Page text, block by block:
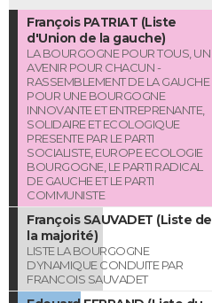
François PATRIAT (Liste
d'Union de la gauche)
LA BOURGOGNE POUR TOUS, UN
AVENIR POUR CHACUN -
RASSEMBLEMENT DE LA GAUCHE
POUR UNE BOURGOGNE
INNOVANTE ET ENTREPRENANTE,
SOLIDAIRE ET ECOLOGIQUE
PRESENTE PAR LE PARTI
SOCIALISTE, EUROPE ECOLOGIE
BOURGOGNE, LE PARTI RADICAL
DE GAUCHE ET LE PARTI
COMMUNISTE
François SAUVADET (Liste de
la majorité)
LISTE LA BOURGOGNE
DYNAMIQUE CONDUITE PAR
FRANCOIS SAUVADET